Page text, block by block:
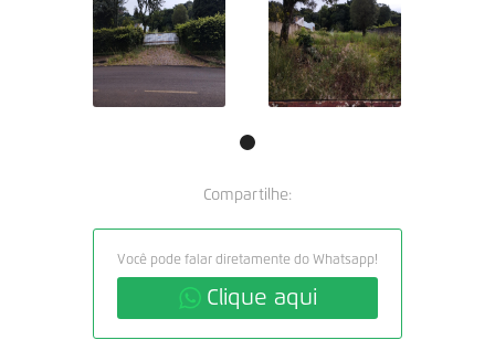
Compartilhe:
Você pode falar diretamente do Whatsapp!
Clique aqui